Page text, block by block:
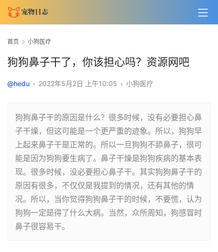
首页 小狗医疗
狗狗鼻子干了，你该担心吗？资源网吧
@hedu • 2022年5月2日 上午10:05 • 小狗医疗
狗狗鼻子干的原因是什么？很多时候，没有必要担心鼻
子干燥，但这可能是一个更严重的迹象。所以，狗狗早
上起来鼻子干是正常的。所以一旦狗狗不舔鼻子，很可
能是因为狗狗要生病了。鼻子干燥是狗狗疾病的基本表
现。很多时候，没必要担心鼻子干。其实狗狗鼻子干的
原因有很多，不仅仅是我提到的情况，还有其他的情
况。所以，当你觉得狗狗鼻子干的时候，不要慌，认为
狗狗一定是得了什么大病。当然，众所周知，狗感冒时
鼻子很容易干。